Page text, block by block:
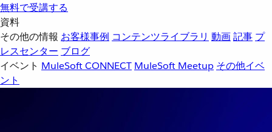
無料で受講する
資料
その他の情報 お客様事例 コンテンツライブラリ 動画記事 プ
レスセンター ブログ
イベント MuleSoft CONNECT MuleSoft Meetup その他イベ
ント